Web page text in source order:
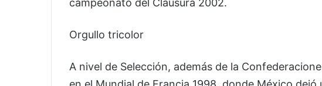
campeonato del Clausura 2002.
Orgullo tricolor
A nivel de Selección, además de la